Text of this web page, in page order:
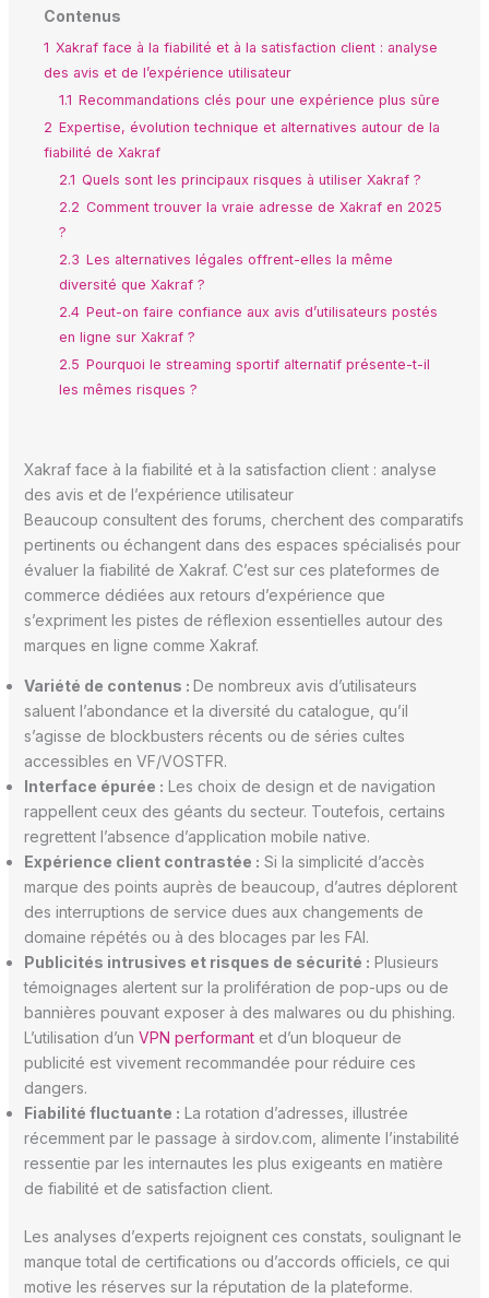
Contenus
1 Xakraf face à la fiabilité et à la satisfaction client : analyse
des avis et de l’expérience utilisateur
1.1 Recommandations clés pour une expérience plus sûre
2 Expertise, évolution technique et alternatives autour de la
fiabilité de Xakraf
2.1 Quels sont les principaux risques à utiliser Xakraf ?
2.2 Comment trouver la vraie adresse de Xakraf en 2025
?
2.3 Les alternatives légales offrent-elles la même
diversité que Xakraf ?
2.4 Peut-on faire confiance aux avis d’utilisateurs postés
en ligne sur Xakraf ?
2.5 Pourquoi le streaming sportif alternatif présente-t-il
les mêmes risques ?
Xakraf face à la fiabilité et à la satisfaction client : analyse
des avis et de l’expérience utilisateur
Beaucoup consultent des forums, cherchent des comparatifs
pertinents ou échangent dans des espaces spécialisés pour
évaluer la fiabilité de Xakraf. C’est sur ces plateformes de
commerce dédiées aux retours d’expérience que
s’expriment les pistes de réflexion essentielles autour des
marques en ligne comme Xakraf.
Variété de contenus : De nombreux avis d’utilisateurs
saluent l’abondance et la diversité du catalogue, qu’il
s’agisse de blockbusters récents ou de séries cultes
accessibles en VF/VOSTFR.
Interface épurée : Les choix de design et de navigation
rappellent ceux des géants du secteur. Toutefois, certains
regrettent l’absence d’application mobile native.
Expérience client contrastée : Si la simplicité d’accès
marque des points auprès de beaucoup, d’autres déplorent
des interruptions de service dues aux changements de
domaine répétés ou à des blocages par les FAI.
Publicités intrusives et risques de sécurité : Plusieurs
témoignages alertent sur la prolifération de pop-ups ou de
bannières pouvant exposer à des malwares ou du phishing.
L’utilisation d’un VPN performantet d’un bloqueur de
publicité est vivement recommandée pour réduire ces
dangers.
Fiabilité fluctuante : La rotation d’adresses, illustrée
récemment par le passage à sirdov.com, alimente l’instabilité
ressentie par les internautes les plus exigeants en matière
de fiabilité et de satisfaction client.
Les analyses d’experts rejoignent ces constats, soulignant le
manque total de certifications ou d’accords officiels, ce qui
motive les réserves sur la réputation de la plateforme.